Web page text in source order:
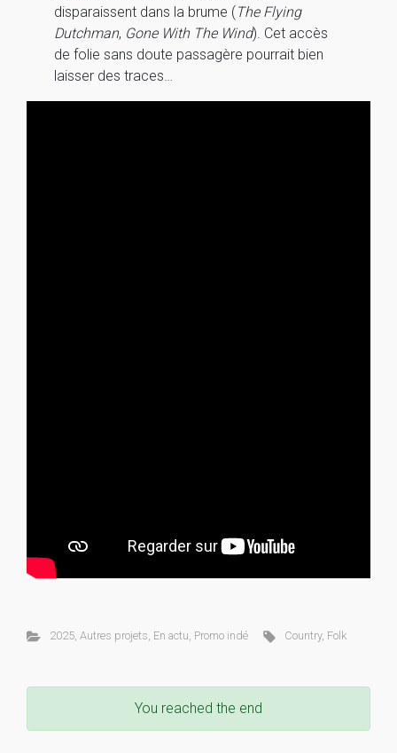
disparaissent dans la brume (The Flying
Dutchman, Gone With The Wind). Cet accès
de folie sans doute passagère pourrait bien
laisser des traces…
2025, Autres projets, En actu, Promo indé Country, Folk
You reached the end